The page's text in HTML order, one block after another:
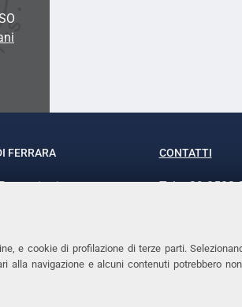
e cookie di profilazione di terze parti.
alla navigazione e alcuni contenuti potrebbero
FERRARA CONTATTI
Tel. +39 0532